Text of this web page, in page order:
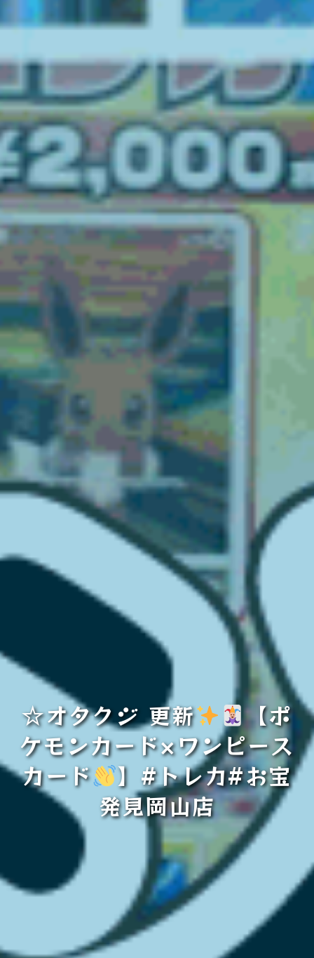
☆オタクジ 更新
【ポ
ケモンカード×ワンピース
カード
】#トレカ#お宝
発見岡山店